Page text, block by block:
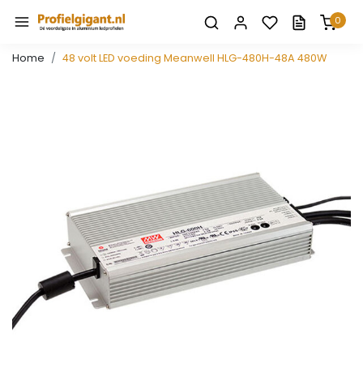
0
Home 48 volt LED voeding Meanwell HLG-480H-48A 480W